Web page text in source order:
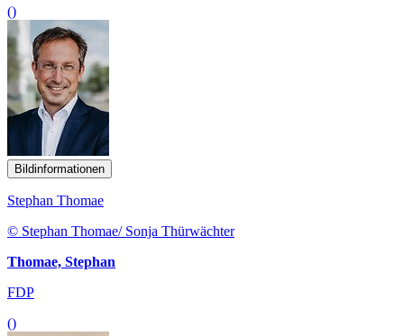
()
Bildinformationen
Stephan Thomae
© Stephan Thomae/ Sonja Thürwächter
Thomae, Stephan
FDP
()